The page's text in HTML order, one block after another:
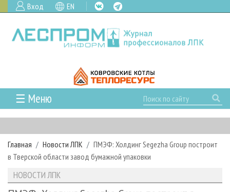
Вход EN
☰ Меню
ГЛАВНАЯ
РУБРИКИ И ТЕМЫ
РУБРИКИ ЖУРНАЛА
ЛЕСОЗАГОТОВКА
НОВОСТИ
НОВОСТИ ЛПК
ПРОЕКТЫ ЛПИ
АНАЛИТИКА
АРХИВ
Главная Новости ЛПК
ПМЭФ: Холдинг Segezha Group построит
в Тверской области завод бумажной упаковки
НОВОСТИ ЛПК